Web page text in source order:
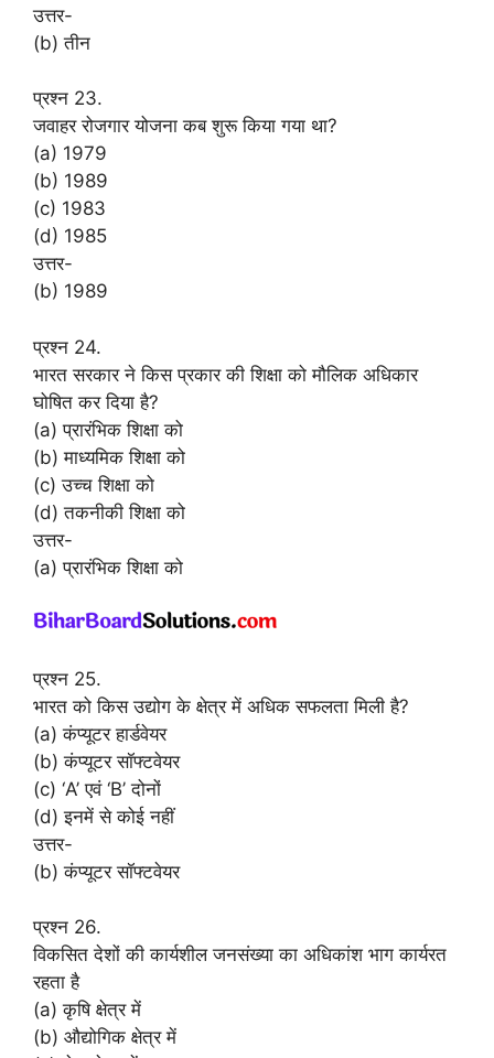
उत्तर-
(b) तीन
प्रश्न 23.
जवाहर रोजगार योजना कब शुरू किया गया था?
(a) 1979
(b) 1989
(c) 1983
(d) 1985
उत्तर-
(b) 1989
प्रश्न 24.
भारत सरकार ने किस प्रकार की शिक्षा को मौलिक अधिकार
घोषित कर दिया है?
(a) प्रारंभिक शिक्षा को
(b) माध्यमिक शिक्षा को
(c) उच्च शिक्षा को
(d) तकनीकी शिक्षा को
उत्तर-
(a) प्रारंभिक शिक्षा को
प्रश्न 25.
भारत को किस उद्योग के क्षेत्र में अधिक सफलता मिली है?
(a) कंप्यूटर हार्डवेयर
(b) कंप्यूटर सॉफ्टवेयर
(c) ‘A’ एवं ‘B’ दोनों
(d) इनमें से कोई नहीं
उत्तर-
(b) कंप्यूटर सॉफ्टवेयर
प्रश्न 26.
विकसित देशों की कार्यशील जनसंख्या का अधिकांश भाग कार्यरत
रहता है
(a) कृषि क्षेत्र में
(b) औद्योगिक क्षेत्र में